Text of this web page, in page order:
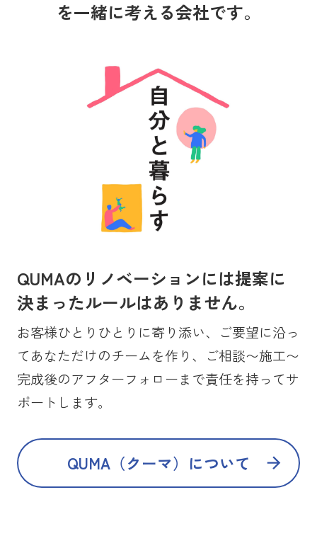
を一緒に考える会社です。
QUMAのリノベーションには提案に
決まったルールはありません。
お客様ひとりひとりに寄り添い、ご要望に沿っ
てあなただけのチームを作り、ご相談〜施工〜
完成後のアフターフォローまで責任を持ってサ
ポートします。
QUMA（クーマ）について